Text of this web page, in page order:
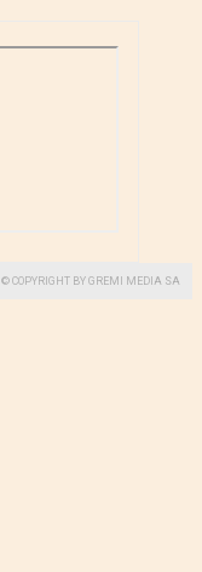
© COPYRIGHT BY GREMI MEDIA SA